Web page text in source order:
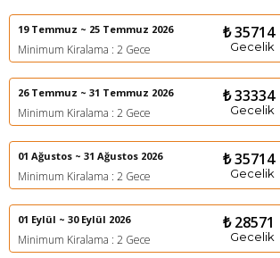
19 Temmuz ~ 25 Temmuz 2026
Minimum Kiralama : 2 Gece
₺ 35714
Gecelik
26 Temmuz ~ 31 Temmuz 2026
Minimum Kiralama : 2 Gece
₺ 33334
Gecelik
01 Ağustos ~ 31 Ağustos 2026
Minimum Kiralama : 2 Gece
₺ 35714
Gecelik
01 Eylül ~ 30 Eylül 2026
Minimum Kiralama : 2 Gece
₺ 28571
Gecelik